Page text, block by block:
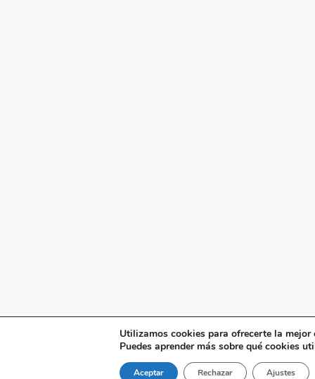
Utilizamos cookies para ofrecerte la mejor
Puedes aprender más sobre qué cookies
Aceptar Rechazar Ajustes